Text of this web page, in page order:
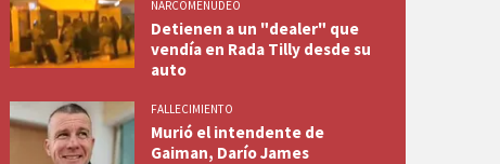
NARCOMENUDEO
Detienen a un "dealer" que
vendía en Rada Tilly desde su
auto
FALLECIMIENTO
Murió el intendente de
Gaiman, Darío James